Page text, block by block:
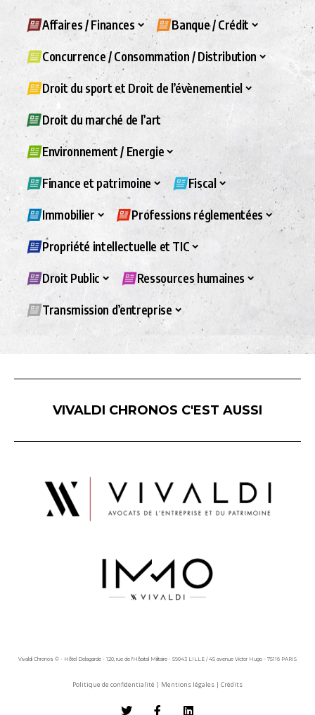
Affaires / Finances Banque / Crédit
Concurrence / Consommation / Distribution
Droit du sport et Droit de l’évènementiel
Droit du marché de l’art
Environnement / Energie
Finance et patrimoine Fiscal
Immobilier Professions réglementées
Propriété intellectuelle et TIC
Droit Public Ressources humaines
Transmission d’entreprise
VIVALDI CHRONOS C'EST AUSSI
Vivaldi Chronos © - Hôtel Delagarde - 120, rue de l'Hôpital Militaire - 59043 LILLE / 45 avenue Victor Hugo - 75116 PARIS
Politique de confidentialité | Mentions légales | Crédits